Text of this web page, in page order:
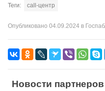
Теги: call-центр
Опубликовано 04.09.2024 в
Новости партнеров